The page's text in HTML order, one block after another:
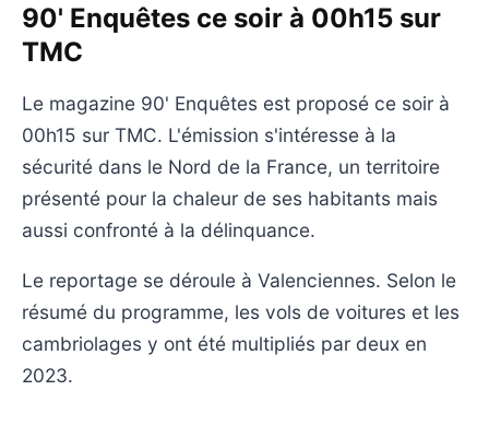
90' Enquêtes ce soir à 00h15 sur
TMC
Le magazine 90' Enquêtes est proposé ce soir à
00h15 sur TMC. L'émission s'intéresse à la
sécurité dans le Nord de la France, un territoire
présenté pour la chaleur de ses habitants mais
aussi confronté à la délinquance.
Le reportage se déroule à Valenciennes. Selon le
résumé du programme, les vols de voitures et les
cambriolages y ont été multipliés par deux en
2023.